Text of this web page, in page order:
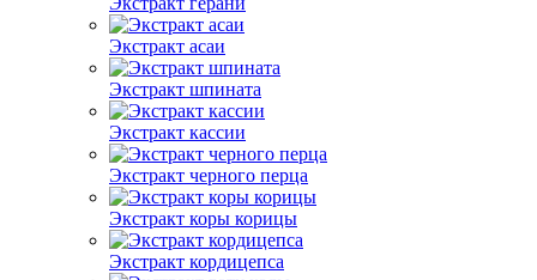
Экстракт асаи
Экстракт шпината
Экстракт кассии
Экстракт черного перца
Экстракт коры корицы
Экстракт кордицепса